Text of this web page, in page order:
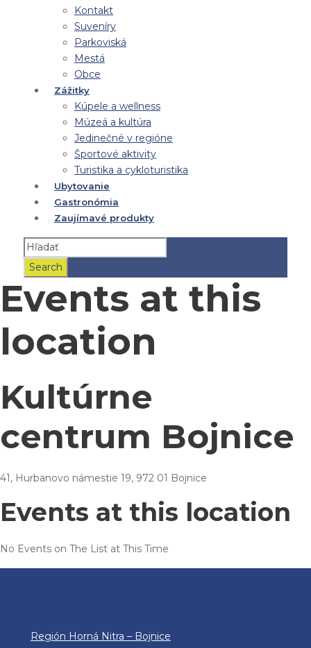
Kontakt
Suveníry
Parkoviská
Mestá
Obce
Zážitky
Kúpele a wellness
Múzeá a kultúra
Jedinečné v regióne
Športové aktivity
Turistika a cykloturistika
Ubytovanie
Gastronómia
Zaujímavé produkty
Events at this
location
Kultúrne
centrum Bojnice
41, Hurbanovo námestie 19, 972 01 Bojnice
Events at this location
No Events on The List at This Time
Región Horná Nitra – Bojnice